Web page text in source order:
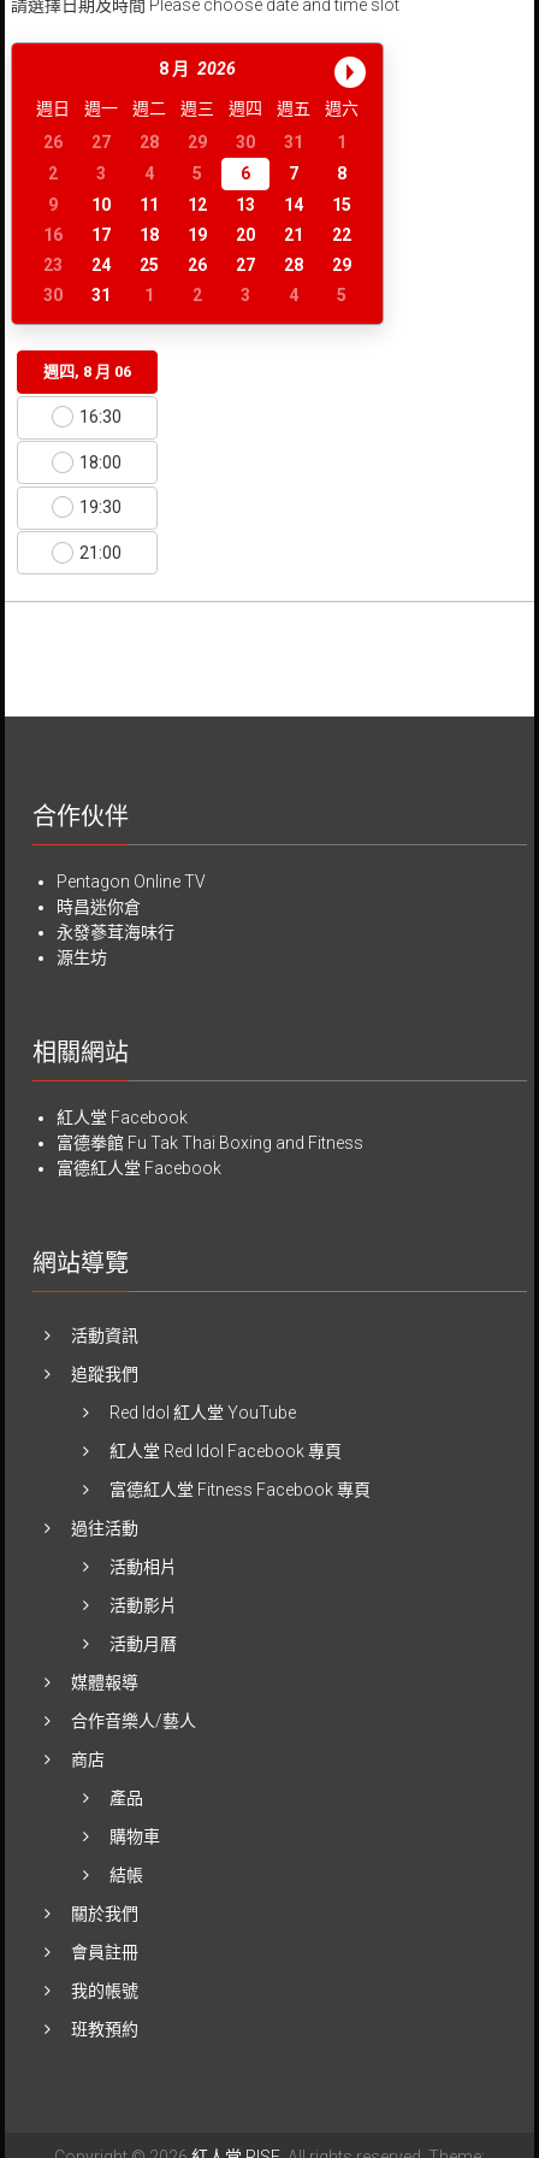
請選擇日期及時間 Please choose date and time slot
8 月 2026
週日 週一 週二 週三 週四 週五
週六
26
27 28 29 30 31
1
2
3 4 5 6 7
8
9
10 11 12 13 14
15
16
17 18 19 20 21
22
23
24 25 26 27 28
29
30
31 1 2 3 4 5
週四, 8 月 06
16:30
18:00
19:30
21:00
合作伙伴
Pentagon Online TV
時昌迷你倉
永發蔘茸海味行
源生坊
相關網站
紅人堂 Facebook
富德拳館 Fu Tak Thai Boxing and Fitness
富德紅人堂 Facebook
網站導覽
活動資訊
追蹤我們
Red Idol 紅人堂 YouTube
紅人堂 Red Idol Facebook 專頁
富德紅人堂 Fitness Facebook 專頁
過往活動
活動相片
活動影片
活動月曆
媒體報導
合作音樂人/藝人
商店
產品
購物車
結帳
關於我們
會員註冊
我的帳號
班教預約